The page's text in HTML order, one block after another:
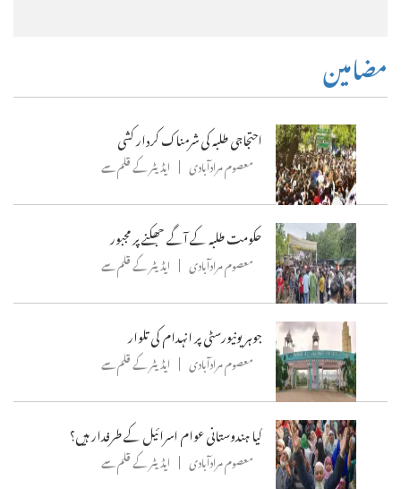
مضامین
احتجاجی طلبہ کی شرمناک کردار کشی
معصوم مرادآبادی ایڈیٹر کے قلم سے
حکومت طلبہ کے آگے جھکنے پر مجبور
معصوم مرادآبادی ایڈیٹر کے قلم سے
جوہر یونیورسٹی پر انہدام کی تلوار
معصوم مرادآبادی ایڈیٹر کے قلم سے
کیا ہندوستانی عوام اسرائیل کے طرفدار ہیں؟
معصوم مرادآبادی ایڈیٹر کے قلم سے